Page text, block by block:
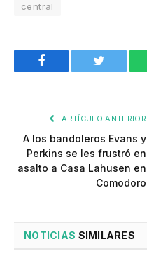
central
Facebook Twitter
ARTÍCULO ANTERIOR
A los bandoleros Evans y
Perkins se les frustró en
asalto a Casa Lahusen en
Comodoro
NOTICIAS SIMILARES